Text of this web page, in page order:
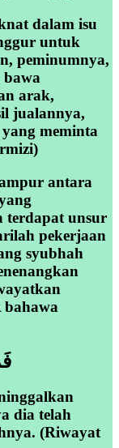
dalam isu
untuk
peminumnya,
arak,
jualannya,
meminta
antara
terdapat unsur
pekerjaan
syubhah
dia telah
(Riwayat